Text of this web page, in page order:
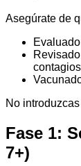
Asegúrate de
No
Fase 1:
7+)